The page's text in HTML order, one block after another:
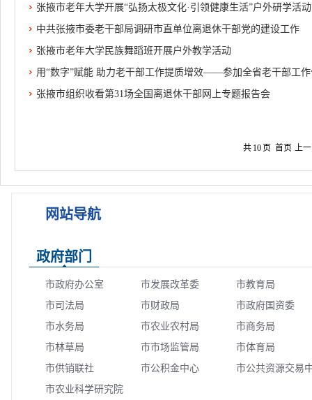
张掖市老年大学开展“弘扬太极文化·引领健康生活”户外研学活动
中共张掖市委老干部局调研市直单位离退休干部党的建设工作
张掖市老年大学民族舞蹈班开展户外教学活动
用“数字”赋能 助力老干部工作提质增效——参加全省老干部工
张掖市组织收看第31场全国离退休干部网上专题报告会
共 10 页 首页 上
网站导航
政府部门
市政府办公室 市发展改革委
市教育局
市司法局
市财政局
市政府国资委
市水务局
市农业农村局
市商务局
市林草局
市市场监管局
市体育局
市供销联社
市公积金中心
市公共资源交易
市农业科学研究院